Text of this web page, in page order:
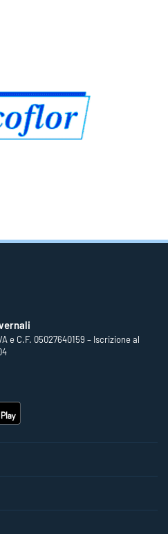
e C.F. 05027640159 – Iscrizione al